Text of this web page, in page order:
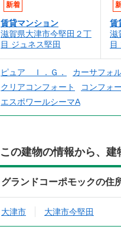
新着
賃貸マンション
滋賀県大津市今堅田２丁
目 ジュネス堅田
賃
滋
目
ピュア Ｉ．Ｇ． カーサフォ
クリアコンフォート
コンフォ
エスポワールシーマA
この建物の情報から、
グランドコーポモックの住
大津市 大津市今堅田